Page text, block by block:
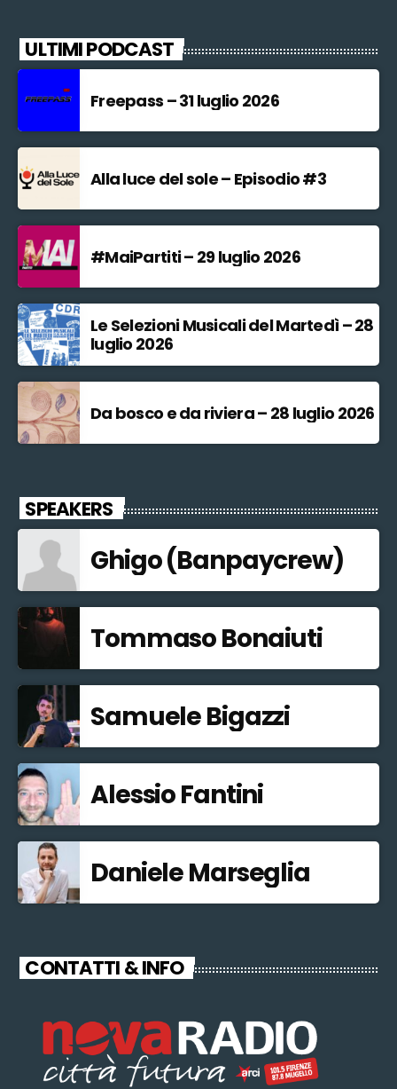
ULTIMI PODCAST
Freepass – 31 luglio 2026
Alla luce del sole – Episodio #3
#MaiPartiti – 29 luglio 2026
Le Selezioni Musicali del Martedì – 28
luglio 2026
Da bosco e da riviera – 28 luglio 2026
SPEAKERS
Ghigo (Banpaycrew)
Tommaso Bonaiuti
Samuele Bigazzi
Alessio Fantini
Daniele Marseglia
CONTATTI & INFO